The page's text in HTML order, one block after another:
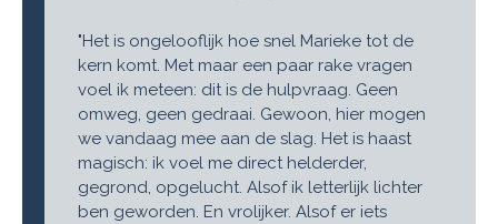
"Het is ongelooflijk hoe snel Marieke tot de
kern komt. Met maar een paar rake vragen
voel ik meteen: dit is de hulpvraag. Geen
omweg, geen gedraai. Gewoon, hier mogen
we vandaag mee aan de slag. Het is haast
magisch: ik voel me direct helderder,
gegrond, opgelucht. Alsof ik letterlijk lichter
ben geworden. En vrolijker. Alsof er iets